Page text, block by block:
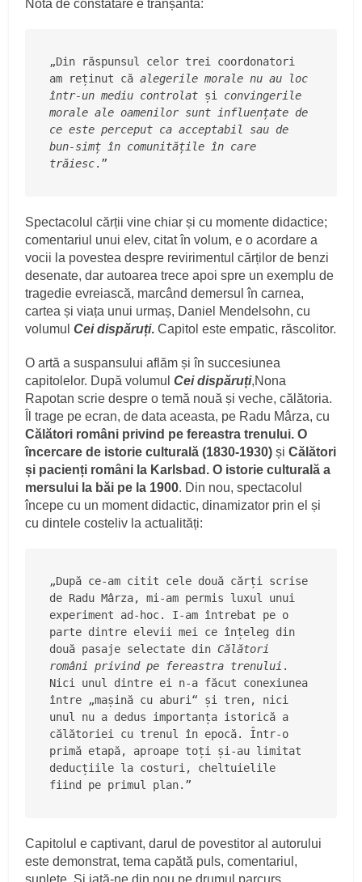
Nota de constatare e tranșantă:
„Din răspunsul celor trei coordonatori
am reținut că alegerile morale nu au loc
într-un mediu controlat și convingerile
morale ale oamenilor sunt influențate de
ce este perceput ca acceptabil sau de
bun-simț în comunitățile în care
trăiesc.”
Spectacolul cărții vine chiar și cu momente didactice;
comentariul unui elev, citat în volum, e o acordare a
vocii la povestea despre revirimentul cărților de benzi
desenate, dar autoarea trece apoi spre un exemplu de
tragedie evreiască, marcând demersul în carnea,
cartea și viața unui urmaș, Daniel Mendelsohn, cu
volumulCei dispăruți. Capitol este empatic, răscolitor.
O artă a suspansului aflăm și în succesiunea
capitolelor. După volumulCei dispăruți,Nona
Rapotan scrie despre o temă nouă și veche, călătoria.
Îl trage pe ecran, de data aceasta, pe Radu Mârza, cu
Călători români privind pe fereastra trenului. O
încercare de istorie culturală (1830-1930) șiCălători
și pacienți români la Karlsbad. O istorie culturală a
mersului la băi pe la 1900. Din nou, spectacolul
începe cu un moment didactic, dinamizator prin el și
cu dintele costeliv la actualități:
„După ce-am citit cele două cărți scrise
de Radu Mârza, mi-am permis luxul unui
experiment ad-hoc. I-am întrebat pe o
parte dintre elevii mei ce înțeleg din
două pasaje selectate din Călători
români privind pe fereastra trenului .
Nici unul dintre ei n-a făcut conexiunea
între „mașină cu aburi“ și tren, nici
unul nu a dedus importanța istorică a
călătoriei cu trenul în epocă. Într-o
primă etapă, aproape toți și-au limitat
deducțiile la costuri, cheltuielile
fiind pe primul plan.”
Capitolul e captivant, darul de povestitor al autorului
este demonstrat, tema capătă puls, comentariul,